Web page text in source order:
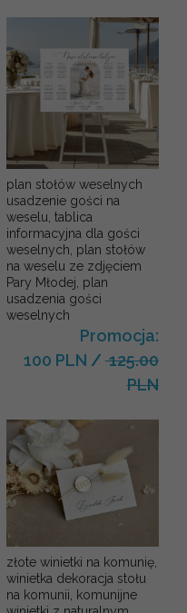
plan stołów weselnych
usadzenie gości na
weselu, tablica
informacyjna dla gości
weselnych, plan stołów
na weselu ze zdjęciem
Pary Młodej, plan
usadzenia gości
weselnych
Promocja:
100 PLN /125.00
PLN
złote winietki na komunię,
winietka dekoracja stołu
na komunii, komunijne